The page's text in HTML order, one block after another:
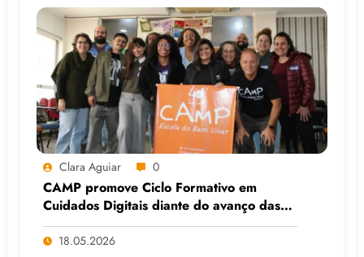
Clara Aguiar 0
CAMP promove Ciclo Formativo em
Cuidados Digitais diante do avanço das
Big Techs e da IA
18.05.2026